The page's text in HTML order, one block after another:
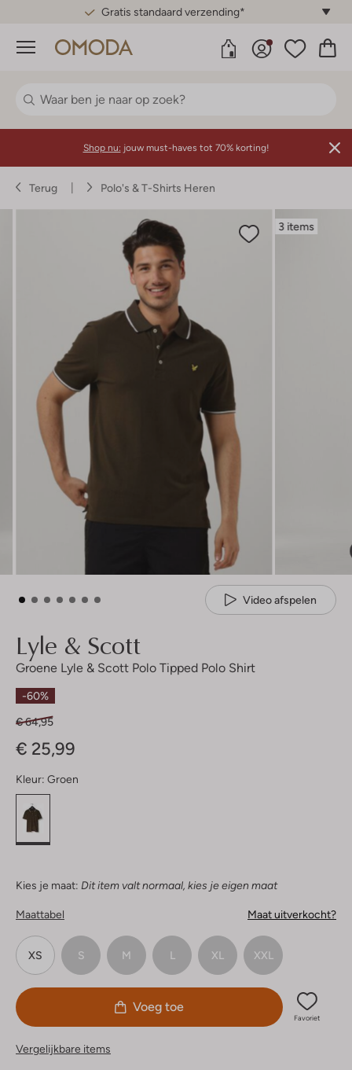
Gratis standaard verzending*
Menu
Shop nu: jouw must-haves tot 70% korting!
Terug Polo's & T-Shirts Heren
3 items
Video afspelen
Lyle & Scott
Groene Lyle & Scott Polo Tipped Polo Shirt
-60%
€ 64,95
€ 25,99
Kleur: Groen
Kies je maat: Dit item valt normaal, kies je eigen maat
Maattabel Maat uitverkocht?
XS S M L XL XXL
Voeg toe
Favoriet
Vergelijkbare items